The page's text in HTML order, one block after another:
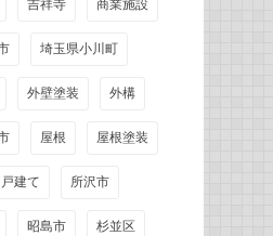
吉祥寺 商業施設
埼玉県小川町
外壁塗装 外構
屋根 屋根塗装
戸建て 所沢市
昭島市 杉並区